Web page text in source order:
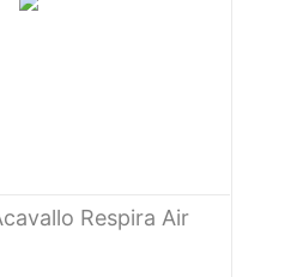
Respira Air